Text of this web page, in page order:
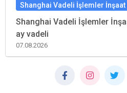
Shanghai Vadeli İşlemler
Shanghai Vadeli İşlemler
ay vadeli
07.08.2026